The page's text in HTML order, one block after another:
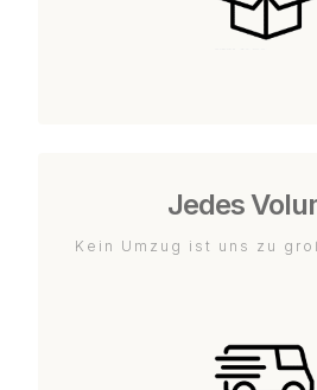
Jedes
Kein Umzug ist uns zu